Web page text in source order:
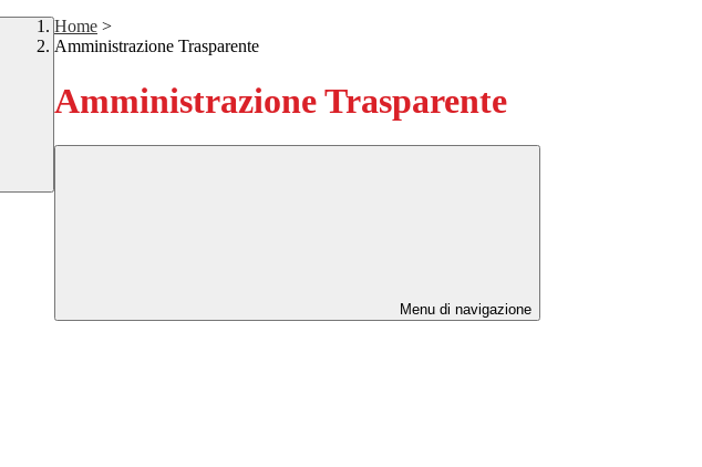
Home >
Amministrazione Trasparente
Amministrazione Trasparente
Menu di navigazione